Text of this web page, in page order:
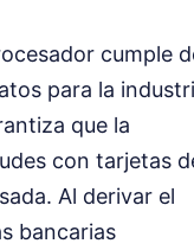
cumple
para la
que la
con tarjetas
Al derivar el
bancarias